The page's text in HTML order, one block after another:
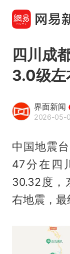
四川成
3.0级左
界面新闻
2026-05-
中国地震
47分在四
30.32度，
右地震，最